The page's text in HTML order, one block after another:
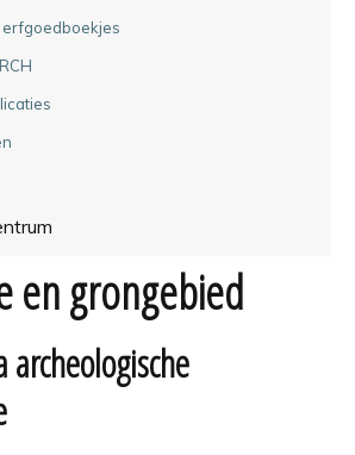
en grongebied
archeologische